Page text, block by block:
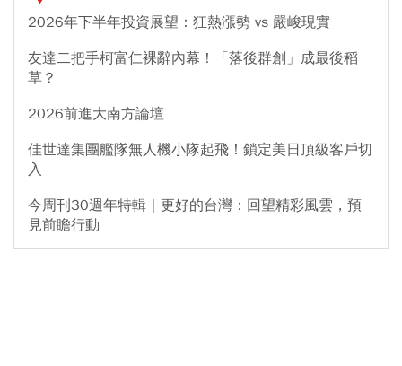
2026年下半年投資展望：狂熱漲勢 vs 嚴峻現實
友達二把手柯富仁裸辭內幕！「落後群創」成最後稻
草？
2026前進大南方論壇
佳世達集團艦隊無人機小隊起飛！鎖定美日頂級客戶切
入
今周刊30週年特輯｜更好的台灣：回望精彩風雲，預
見前瞻行動